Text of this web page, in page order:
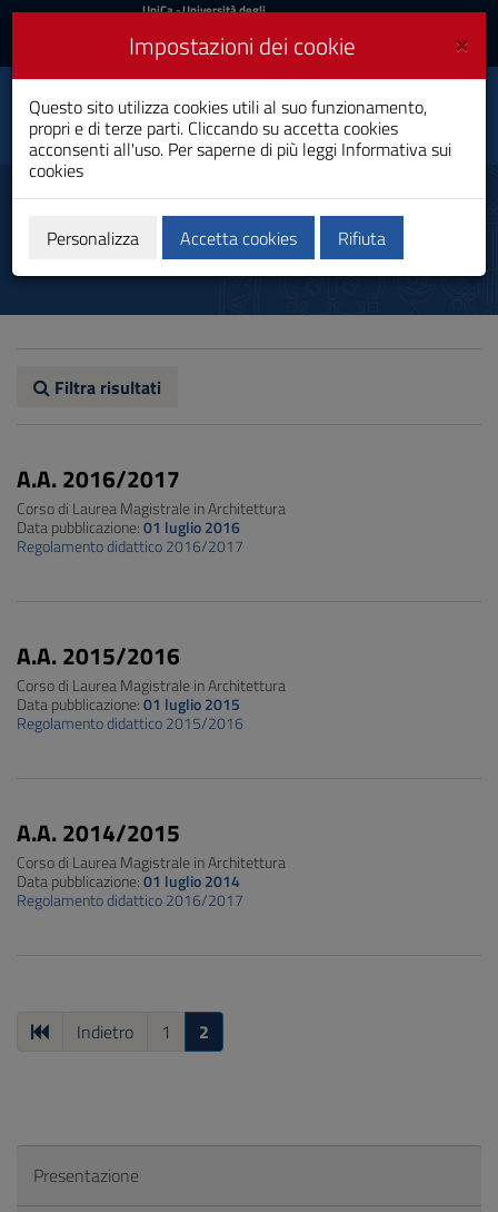
Vai
al
navigazione
sito
Footer
UniCa
Accedi
UniCa- Università degli
Accedi UniCA News
Toggle
navigation
Architettura
Laurea Magistrale
Regolamento didattico
Filtra risultati
A.A. 2016/2017
Corso di Laurea Magistrale in Architettura
Data pubblicazione:01 luglio 2016
Regolamento didattico 2016/2017
A.A. 2015/2016
Corso di Laurea Magistrale in Architettura
Data pubblicazione:01 luglio 2015
Regolamento didattico 2015/2016
A.A. 2014/2015
Corso di Laurea Magistrale in Architettura
Data pubblicazione:01 luglio 2014
Regolamento didattico 2016/2017
Indietro 1 2
Presentazione
×
Impostazioni dei cookie
Questo sito utilizza cookies utili al suo funzionamento,
propri e di terze parti. Cliccando su accetta cookies
acconsenti all'uso. Per saperne di più leggi Informativa sui
cookies
Personalizza Accetta cookies Rifiuta